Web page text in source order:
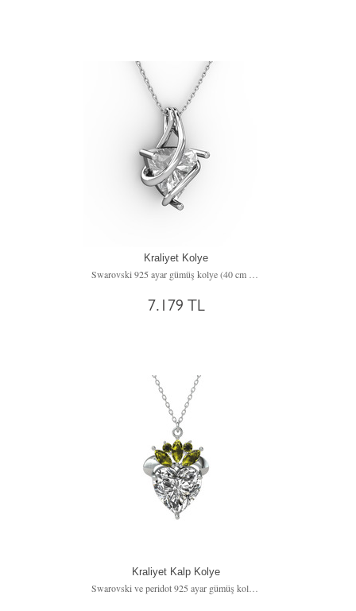
Kraliyet Kolye
7.179 TL
Kraliyet Kalp Kolye
Swarovski ve peridot 925 ayar gümüş kolye (40 cm gümüş rolo zincir)